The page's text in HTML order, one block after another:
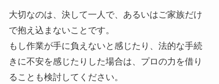
大切なのは、決して一人で、あるいはご家族だけ
で抱え込まないことです。
もし作業が手に負えないと感じたり、法的な手続
きに不安を感じたりした場合は、プロの力を借り
ることも検討してください。